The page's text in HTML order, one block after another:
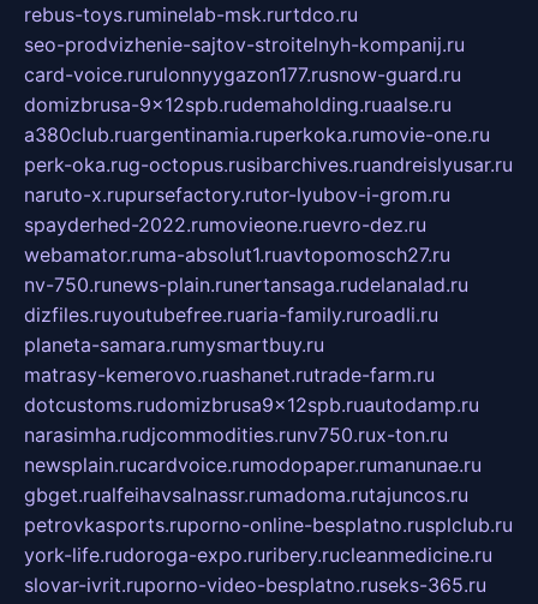
rebus-toys.ruminelab-msk.rurtdco.ru
seo-prodvizhenie-sajtov-stroitelnyh-kompanij.ru
card-voice.rurulonnyygazon177.rusnow-guard.ru
domizbrusa-9x12spb.rudemaholding.ruaalse.ru
a380club.ruargentinamia.ruperkoka.rumovie-one.ru
perk-oka.rug-octopus.rusibarchives.ruandreislyusar.ru
naruto-x.rupursefactory.rutor-lyubov-i-grom.ru
spayderhed-2022.rumovieone.ruevro-dez.ru
webamator.ruma-absolut1.ruavtopomosch27.ru
nv-750.runews-plain.runertansaga.rudelanalad.ru
dizfiles.ruyoutubefree.ruaria-family.ruroadli.ru
planeta-samara.rumysmartbuy.ru
matrasy-kemerovo.ruashanet.rutrade-farm.ru
dotcustoms.rudomizbrusa9x12spb.ruautodamp.ru
narasimha.rudjcommodities.runv750.rux-ton.ru
newsplain.rucardvoice.rumodopaper.rumanunae.ru
gbget.rualfeihavsalnassr.rumadoma.rutajuncos.ru
petrovkasports.ruporno-online-besplatno.rusplclub.ru
york-life.rudoroga-expo.ruribery.rucleanmedicine.ru
slovar-ivrit.ruporno-video-besplatno.ruseks-365.ru